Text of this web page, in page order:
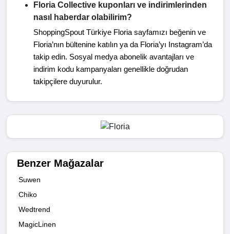
Floria Collective kuponları ve indirimlerinden
nasıl haberdar olabilirim?
ShoppingSpout Türkiye Floria sayfamızı beğenin ve
Floria’nın bültenine katılın ya da Floria’yı Instagram’da
takip edin. Sosyal medya abonelik avantajları ve
indirim kodu kampanyaları genellikle doğrudan
takipçilere duyurulur.
Benzer Mağazalar
Suwen
Chiko
Wedtrend
MagicLinen